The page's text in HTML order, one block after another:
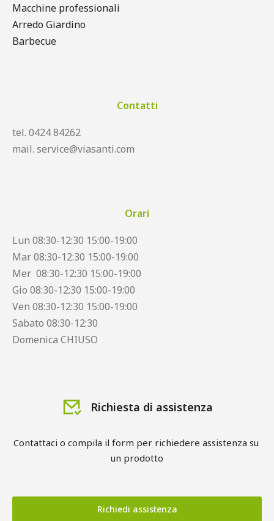
Macchine professionali
Arredo Giardino
Barbecue
Contatti
tel. 0424 84262
mail. service@viasanti.com
Orari
Lun 08:30-12:30 15:00-19:00
Mar 08:30-12:30 15:00-19:00
Mer 08:30-12:30 15:00-19:00
Gio 08:30-12:30 15:00-19:00
Ven 08:30-12:30 15:00-19:00
Sabato 08:30-12:30
Domenica CHIUSO
Richiesta di assistenza
Contattaci o compila il form per richiedere assistenza su
un prodotto
Richiedi assistenza